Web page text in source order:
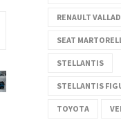
RENAULT
SEAT
STELLANTIS
STELLANTIS
TOYOTA